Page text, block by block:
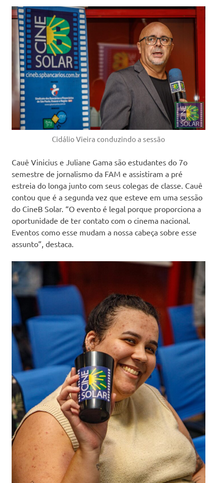
Cidálio Vieira conduzindo a sessão
Cauê Vinicius e Juliane Gama são estudantes do 7o
semestre de jornalismo da FAM e assistiram a pré
estreia do longa junto com seus colegas de classe. Cauê
contou que é a segunda vez que esteve em uma sessão
do CineB Solar. “O evento é legal porque proporciona a
oportunidade de ter contato com o cinema nacional.
Eventos como esse mudam a nossa cabeça sobre esse
assunto”, destaca.